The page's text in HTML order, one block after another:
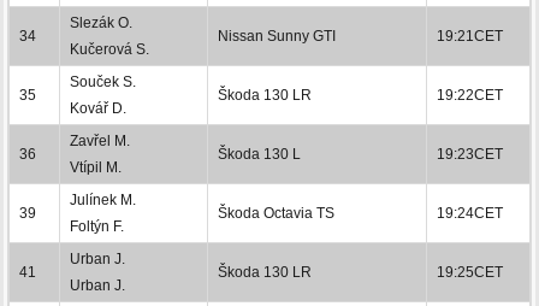
34
Slezák O.
Kučerová S.
Nissan Sunny GTI 19:21CET
35
Souček S.
Kovář D.
Škoda 130 LR 19:22CET
36
Zavřel M.
Vtípil M.
Škoda 130 L 19:23CET
39
Julínek M.
Foltýn F.
Škoda Octavia TS 19:24CET
41
Urban J.
Urban J.
Škoda 130 LR 19:25CET